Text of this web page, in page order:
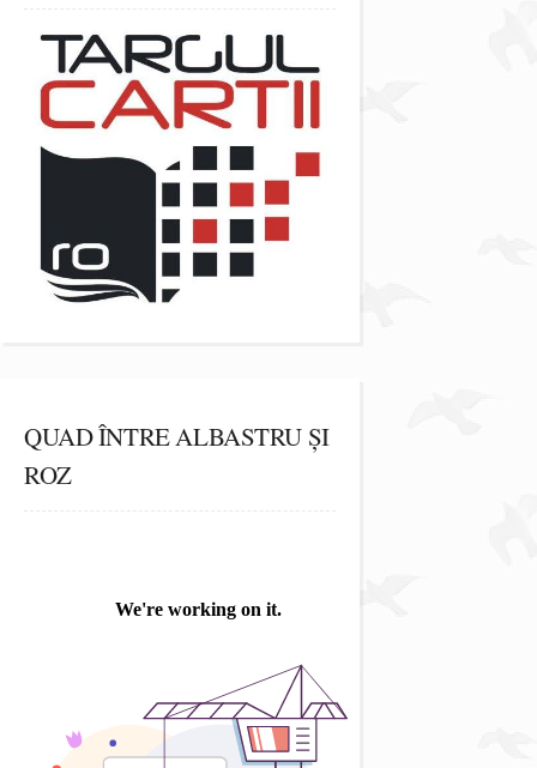
QUAD ÎNTRE ALBASTRU ȘI
ROZ